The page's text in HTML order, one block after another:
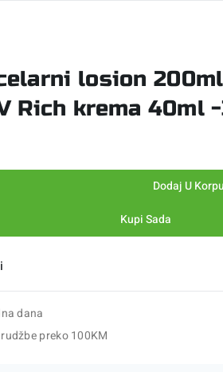
losion
Rich krema 40ml
Dodaj U Korpu
Kupi Sada
dana
preko 100KM